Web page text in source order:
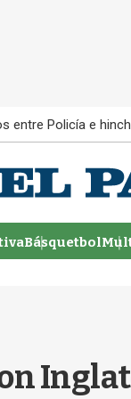
entre Policía e
Básquetbol